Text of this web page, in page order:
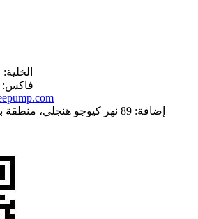
الخلية: +86
فاكس: +86-533-
إضافة: 89 نهر كيوجو هنجلي،